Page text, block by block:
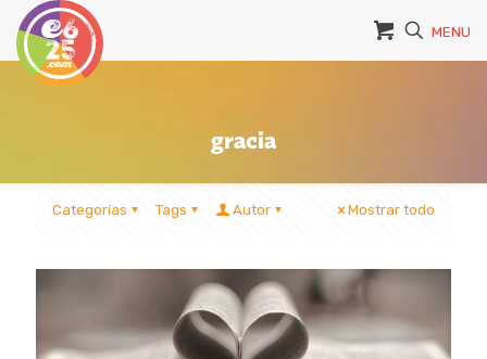
MENU
gracia
Categorías Tags Autor Mostrar todo